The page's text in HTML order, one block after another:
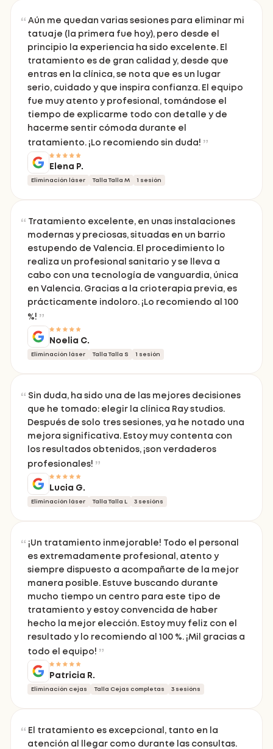
Aún me quedan varias sesiones para eliminar mi
tatuaje (la primera fue hoy), pero desde el
principio la experiencia ha sido excelente. El
tratamiento es de gran calidad y, desde que
entras en la clínica, se nota que es un lugar
serio, cuidado y que inspira confianza. El equipo
fue muy atento y profesional, tomándose el
tiempo de explicarme todo con detalle y de
hacerme sentir cómoda durante el
tratamiento. ¡Lo recomiendo sin duda!
Elena P.
Eliminación láser Talla Talla M 1 sesión
Tratamiento excelente, en unas instalaciones
modernas y preciosas, situadas en un barrio
estupendo de Valencia. El procedimiento lo
realiza un profesional sanitario y se lleva a
cabo con una tecnología de vanguardia, única
en Valencia. Gracias a la crioterapia previa, es
prácticamente indoloro. ¡Lo recomiendo al 100
%!
Noelia C.
Eliminación láser Talla Talla S 1 sesión
Sin duda, ha sido una de las mejores decisiones
que he tomado: elegir la clínica Ray studios.
Después de solo tres sesiones, ya he notado una
mejora significativa. Estoy muy contenta con
los resultados obtenidos, ¡son verdaderos
profesionales!
Lucia G.
Eliminación láser Talla Talla L 3 sesións
¡Un tratamiento inmejorable! Todo el personal
es extremadamente profesional, atento y
siempre dispuesto a acompañarte de la mejor
manera posible. Estuve buscando durante
mucho tiempo un centro para este tipo de
tratamiento y estoy convencida de haber
hecho la mejor elección. Estoy muy feliz con el
resultado y lo recomiendo al 100 %. ¡Mil gracias a
todo el equipo!
Patricia R.
Eliminación cejas Talla Cejas completas 3 sesións
El tratamiento es excepcional, tanto en la
atención al llegar como durante las consultas.